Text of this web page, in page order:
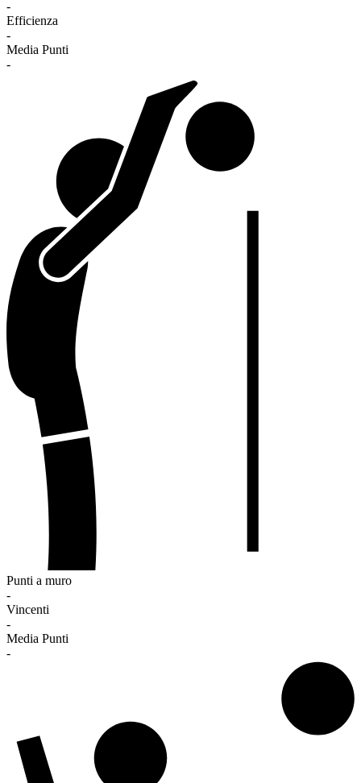
-
Efficienza
-
Media Punti
-
Punti a muro
-
Vincenti
-
Media Punti
-